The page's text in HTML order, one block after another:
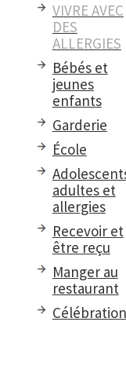
VIVRE AVEC
DES
ALLERGIES
Bébés et
jeunes
enfants
Garderie
École
adultes et
allergies
Recevoir et
être reçu
Manger au
restaurant